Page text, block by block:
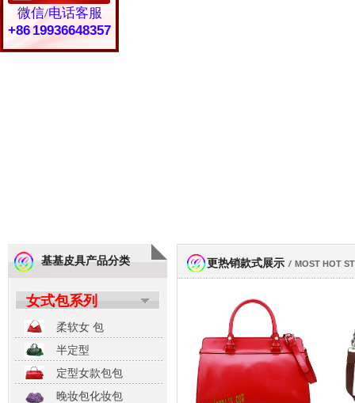
基基皮具产品分类
女式包系列
柔软女 包
半定型
定型女款包包
晚妆包化妆包
更热销款式展示 / MOST HOT
微信/电话客服
+86 19936648357